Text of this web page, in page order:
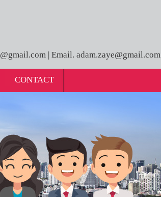
| Email. adam.zaye@gmail.com
CONTACT